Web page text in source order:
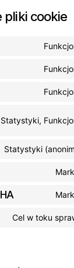
pliki cookie
Statystyki,
Statystyki
Cel w toku